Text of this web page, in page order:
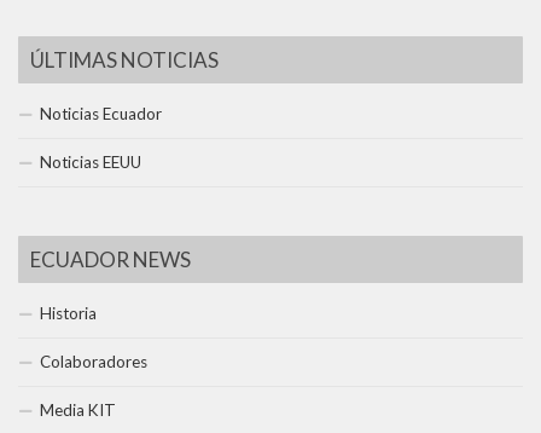
ÚLTIMAS NOTICIAS
Noticias Ecuador
Noticias EEUU
ECUADOR NEWS
Historia
Colaboradores
Media KIT